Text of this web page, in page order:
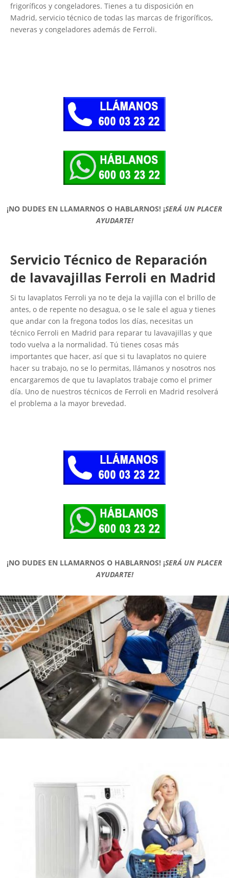
frigoríficos y congeladores. Tienes a tu disposición en
Madrid, servicio técnico de todas las marcas de frigoríficos,
neveras y congeladores además de Ferroli.
¡NO DUDES EN LLAMARNOS O HABLARNOS! ¡SERÁ UN PLACER
AYUDARTE!
Servicio Técnico de Reparación
de lavavajillas Ferroli en Madrid
Si tu lavaplatos Ferroli ya no te deja la vajilla con el brillo de
antes, o de repente no desagua, o se le sale el agua y tienes
que andar con la fregona todos los días, necesitas un
técnico Ferroli en Madrid para reparar tu lavavajillas y que
todo vuelva a la normalidad. Tú tienes cosas más
importantes que hacer, así que si tu lavaplatos no quiere
hacer su trabajo, no se lo permitas, llámanos y nosotros nos
encargaremos de que tu lavaplatos trabaje como el primer
día. Uno de nuestros técnicos de Ferroli en Madrid resolverá
el problema a la mayor brevedad.
¡NO DUDES EN LLAMARNOS O HABLARNOS! ¡SERÁ UN PLACER
AYUDARTE!